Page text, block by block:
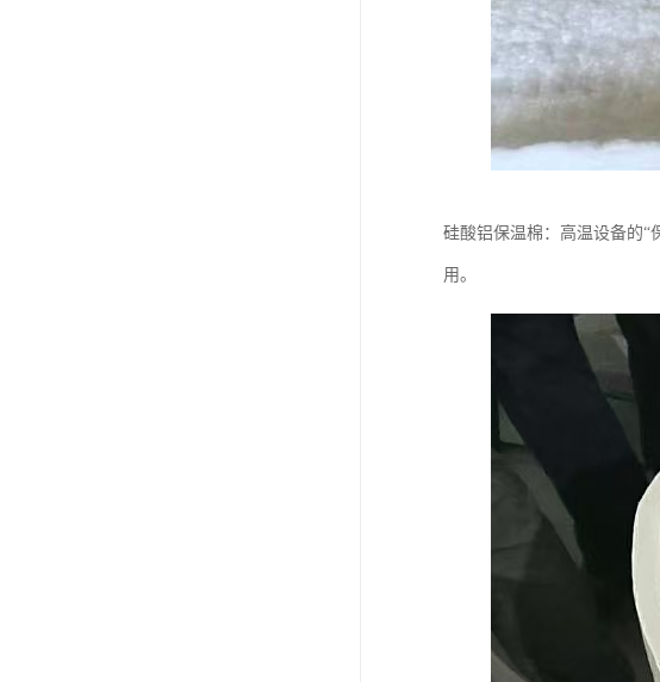
硅酸铝保温棉：高温设备的“
用。